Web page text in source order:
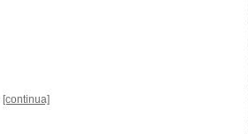
[continua]